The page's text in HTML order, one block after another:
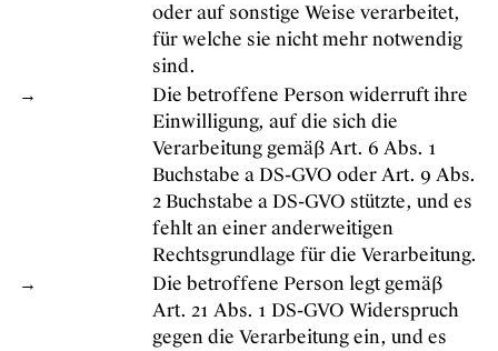
oder auf sonstige Weise verarbeitet,
für welche sie nicht mehr notwendig
sind.
→
Die betroffene Person widerruft ihre
Einwilligung, auf die sich die
Verarbeitung gemäß Art. 6 Abs. 1
Buchstabe a DS-GVO oder Art. 9 Abs.
2 Buchstabe a DS-GVO stützte, und es
fehlt an einer anderweitigen
Rechtsgrundlage für die Verarbeitung.
→
Die betroffene Person legt gemäß
Art. 21 Abs. 1 DS-GVO Widerspruch
gegen die Verarbeitung ein, und es